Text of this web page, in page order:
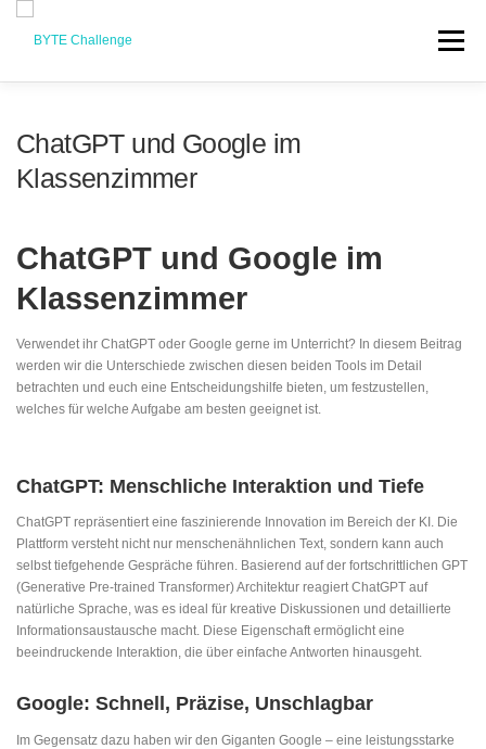
Меню
ChatGPT und Google im
Klassenzimmer
ChatGPT und Google im
Klassenzimmer
Verwendet ihr ChatGPT oder Google gerne im Unterricht? In diesem Beitrag
werden wir die Unterschiede zwischen diesen beiden Tools im Detail
betrachten und euch eine Entscheidungshilfe bieten, um festzustellen,
welches für welche Aufgabe am besten geeignet ist.
ChatGPT: Menschliche Interaktion und Tiefe
ChatGPT repräsentiert eine faszinierende Innovation im Bereich der KI. Die
Plattform versteht nicht nur menschenähnlichen Text, sondern kann auch
selbst tiefgehende Gespräche führen. Basierend auf der fortschrittlichen GPT
(Generative Pre-trained Transformer) Architektur reagiert ChatGPT auf
natürliche Sprache, was es ideal für kreative Diskussionen und detaillierte
Informationsaustausche macht. Diese Eigenschaft ermöglicht eine
beeindruckende Interaktion, die über einfache Antworten hinausgeht.
Google: Schnell, Präzise, Unschlagbar
Im Gegensatz dazu haben wir den Giganten Google – eine leistungsstarke